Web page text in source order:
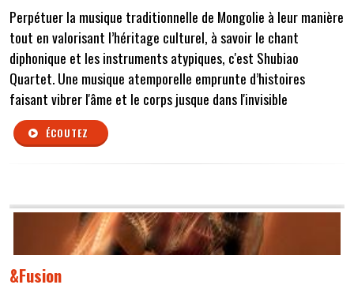
Perpétuer la musique traditionnelle de Mongolie à leur manière
tout en valorisant l’héritage culturel, à savoir le chant
diphonique et les instruments atypiques, c'est Shubiao
Quartet. Une musique atemporelle emprunte d’histoires
faisant vibrer l'âme et le corps jusque dans l'invisible
ÉCOUTEZ
&Fusion